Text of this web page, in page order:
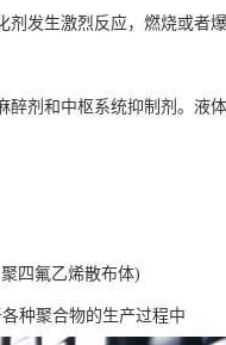
发生激烈反应，燃烧或者
剂和中枢系统抑制剂。液
四氟乙烯散布体)
种聚合物的生产过程中